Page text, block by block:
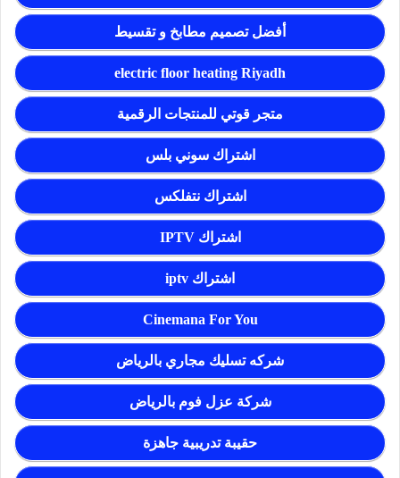
أفضل تصميم مطابخ و تقسيط
electric floor heating Riyadh
متجر قوتي للمنتجات الرقمية
اشتراك سوني بلس
اشتراك نتفلكس
اشتراك IPTV
اشتراك iptv
Cinemana For You
شركه تسليك مجاري بالرياض
شركة عزل فوم بالرياض
حقيبة تدريبية جاهزة